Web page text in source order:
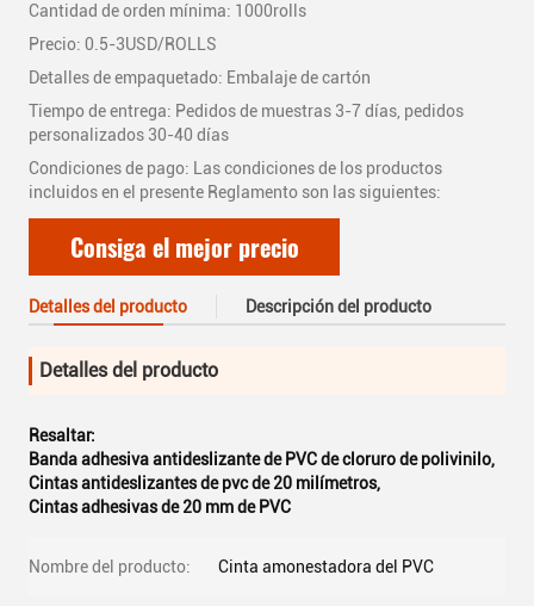
Cantidad de orden mínima: 1000rolls
Precio: 0.5-3USD/ROLLS
Detalles de empaquetado: Embalaje de cartón
Tiempo de entrega: Pedidos de muestras 3-7 días, pedidos
personalizados 30-40 días
Condiciones de pago: Las condiciones de los productos
incluidos en el presente Reglamento son las siguientes:
Consiga el mejor precio
Detalles del producto Descripción del producto
Detalles del producto
Resaltar:
Banda adhesiva antideslizante de PVC de cloruro de polivinilo,
Cintas antideslizantes de pvc de 20 milímetros,
Cintas adhesivas de 20 mm de PVC
Nombre del producto: Cinta amonestadora del PVC